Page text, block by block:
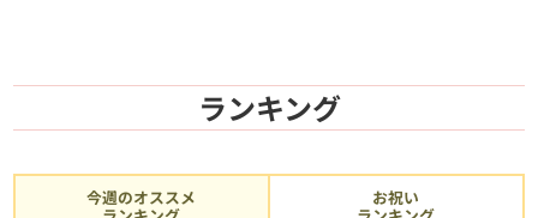
ランキング
今週のオススメ お祝い